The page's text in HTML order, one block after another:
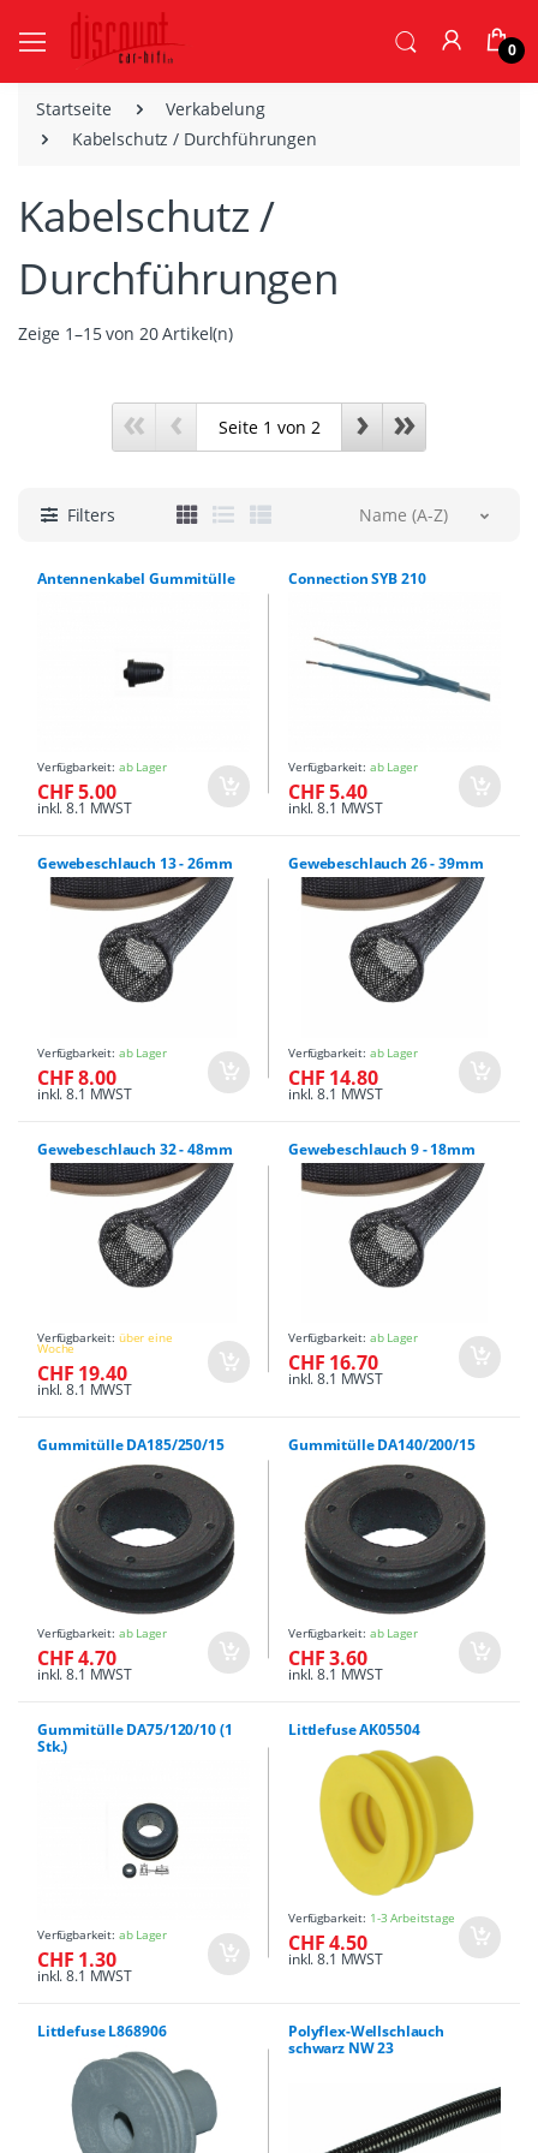
0
Startseite
Verkabelung
Kabelschutz / Durchführungen
Kabelschutz /
Durchführungen
Zeige 1–15 von 20 Artikel(n)
« ‹ › »
Filters Name (A-Z)
Antennenkabel Gummitülle
Verfügbarkeit: ab Lager
CHF 5.00
inkl. 8.1 MWST
Connection SYB 210
Verfügbarkeit: ab Lager
CHF 5.40
inkl. 8.1 MWST
Gewebeschlauch 13 - 26mm
Verfügbarkeit: ab Lager
CHF 8.00
inkl. 8.1 MWST
Gewebeschlauch 26 - 39mm
Verfügbarkeit: ab Lager
CHF 14.80
inkl. 8.1 MWST
Gewebeschlauch 32 - 48mm
Verfügbarkeit: über eine
Woche
CHF 19.40
inkl. 8.1 MWST
Gewebeschlauch 9 - 18mm
Verfügbarkeit: ab Lager
CHF 16.70
inkl. 8.1 MWST
Gummitülle DA185/250/15
Verfügbarkeit: ab Lager
CHF 4.70
inkl. 8.1 MWST
Gummitülle DA140/200/15
Verfügbarkeit: ab Lager
CHF 3.60
inkl. 8.1 MWST
Gummitülle DA75/120/10 (1
Stk.)
Verfügbarkeit: ab Lager
CHF 1.30
inkl. 8.1 MWST
Littlefuse AK05504
Verfügbarkeit: 1-3 Arbeitstage
CHF 4.50
inkl. 8.1 MWST
Littlefuse L868906
Polyflex-Wellschlauch
schwarz NW 23